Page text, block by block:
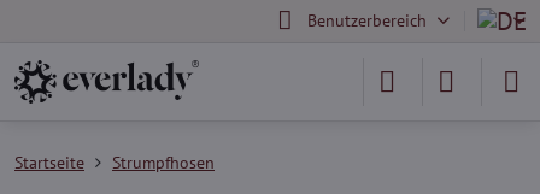
Benutzerbereich
Startseite Strumpfhosen